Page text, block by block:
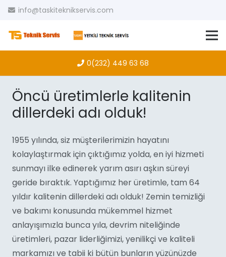
info@taskiteknikservis.com
0(232) 449 63 68
Öncü üretimlerle kalitenin
dillerdeki adı olduk!
1955 yılında, siz müşterilerimizin hayatını
kolaylaştırmak için çıktığımız yolda, en iyi hizmeti
sunmayı ilke edinerek yarım asırı aşkın süreyi
geride bıraktık. Yaptığımız her üretimle, tam 64
yıldır kalitenin dillerdeki adı olduk! Zemin temizliği
ve bakımı konusunda mükemmel hizmet
anlayışımızla bunca yıla, devrim niteliğinde
üretimleri, pazar liderliğimizi, yenilikçi ve kaliteli
markamızı ve tabii ki bütün bunların yüzünüzde